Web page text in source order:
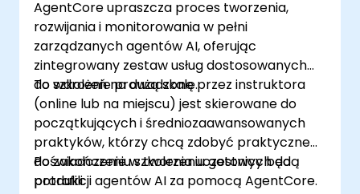
AgentCore upraszcza proces tworzenia,
rozwijania i monitorowania w pełni
zarządzanych agentów AI, oferując
zintegrowany zestaw usług dostosowanych
do wdrożeń na dużą skalę.
To szkolenie prowadzone przez instruktora
(online lub na miejscu) jest skierowane do
początkujących i średniozaawansowanych
praktyków, którzy chcą zdobyć praktyczne
doświadczenie w tworzeniu gotowych do
produkcji agentów AI za pomocą AgentCore.
Po zakończeniu szkolenia uczestnicy będą
potrafili: